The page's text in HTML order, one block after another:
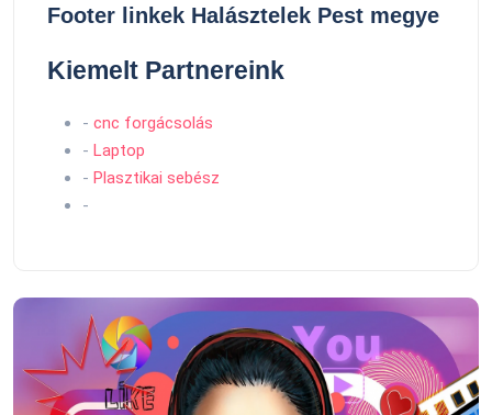
Footer linkek Halásztelek Pest megye
Kiemelt Partnereink
- cnc forgácsolás
- Laptop
- Plasztikai sebész
-